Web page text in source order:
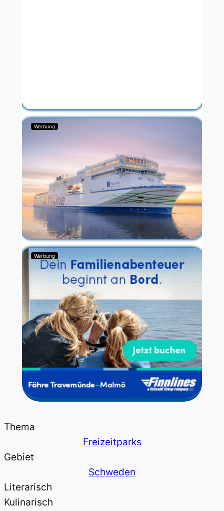
Werbung
Werbung
Thema
Freizeitparks
Gebiet
Schweden
Literarisch
Kulinarisch